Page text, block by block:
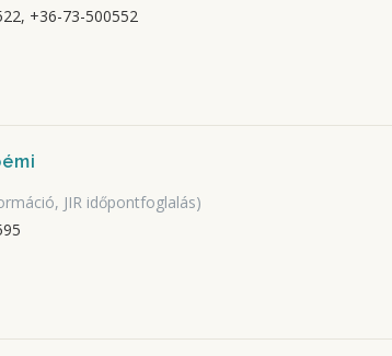
+36-73-500552
JIR időpontfoglalás)